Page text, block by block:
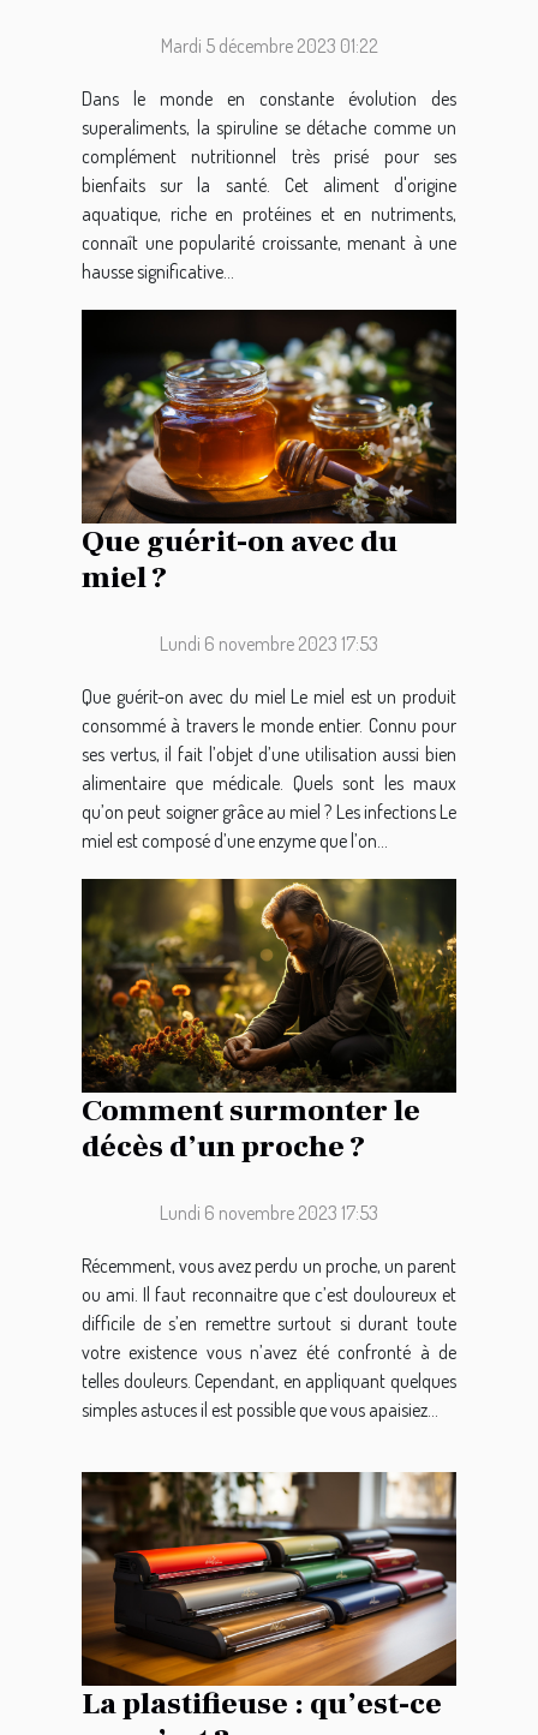
Mardi 5 décembre 2023 01:22
Dans le monde en constante évolution des
superaliments, la spiruline se détache comme un
complément nutritionnel très prisé pour ses
bienfaits sur la santé. Cet aliment d'origine
aquatique, riche en protéines et en nutriments,
connaît une popularité croissante, menant à une
hausse significative...
Que guérit-on avec du
miel ?
Lundi 6 novembre 2023 17:53
Que guérit-on avec du miel Le miel est un produit
consommé à travers le monde entier. Connu pour
ses vertus, il fait l’objet d’une utilisation aussi bien
alimentaire que médicale. Quels sont les maux
qu’on peut soigner grâce au miel ? Les infections Le
miel est composé d’une enzyme que l’on...
Comment surmonter le
décès d’un proche ?
Lundi 6 novembre 2023 17:53
Récemment, vous avez perdu un proche, un parent
ou ami. Il faut reconnaitre que c’est douloureux et
difficile de s’en remettre surtout si durant toute
votre existence vous n’avez été confronté à de
telles douleurs. Cependant, en appliquant quelques
simples astuces il est possible que vous apaisiez...
La plastifieuse : qu’est-ce